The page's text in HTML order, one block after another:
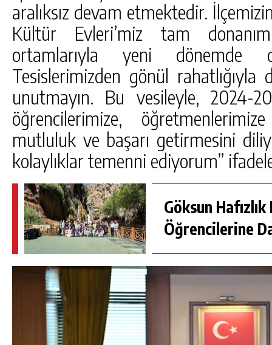
aralıksız devam etmektedir.
Kültür Evleri’miz tam
ortamlarıyla yeni dönemde
Tesislerimizden gönül
unutmayın. Bu vesileyle, 2024-
öğrencilerimize,
mutluluk ve başarı getirmesini
kolaylıklar temenni ediyorum”
Göksun Hafızlık
Öğrencilerine